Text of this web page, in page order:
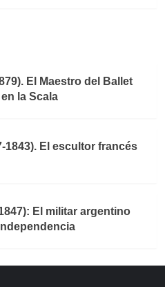
El Maestro del Ballet
la Scala
1843). El escultor francés
El militar argentino